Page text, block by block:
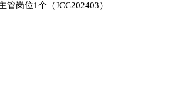
岗位1个（JCC202403）